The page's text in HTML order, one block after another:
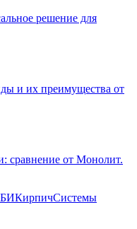
решение для
и их преимущества от
сравнение от Монолит.
КирпичСистемы